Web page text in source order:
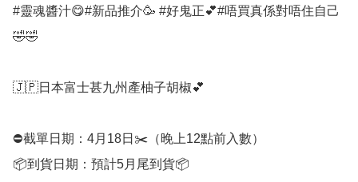
#靈魂醬汁😋#新品推介🥳 #好鬼正💕#唔買真係對唔住自己
🤣🤣
🇯🇵日本富士甚九州產柚子胡椒💕
⛔️截單日期：4月18日✂️（晚上12點前入數）
📦到貨日期：預計5月尾到貨📦